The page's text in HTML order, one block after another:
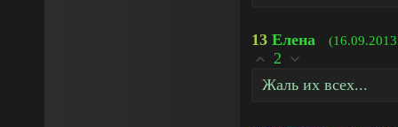
13 Елена
2
Жаль их всех...